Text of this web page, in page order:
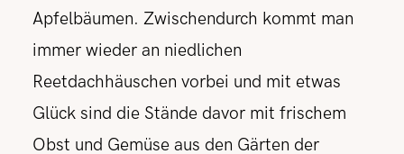
Apfelbäumen. Zwischendurch kommt man
immer wieder an niedlichen
Reetdachhäuschen vorbei und mit etwas
Glück sind die Stände davor mit frischem
Obst und Gemüse aus den Gärten der